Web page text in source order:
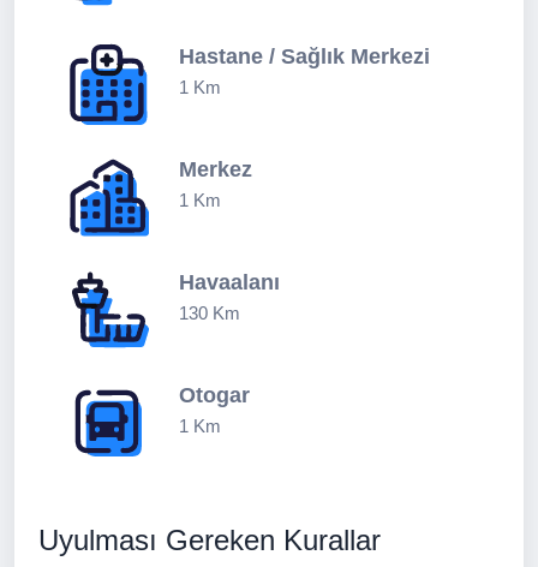
Hastane / Sağlık Merkezi
1 Km
Merkez
1 Km
Havaalanı
130 Km
Otogar
1 Km
Uyulması Gereken Kurallar